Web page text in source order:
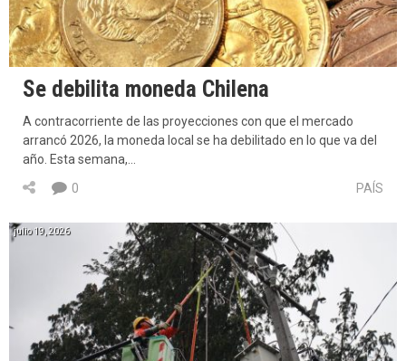
Se debilita moneda Chilena
A contracorriente de las proyecciones con que el mercado
arrancó 2026, la moneda local se ha debilitado en lo que va del
año. Esta semana,…
PAÍS
0
julio 19, 2026